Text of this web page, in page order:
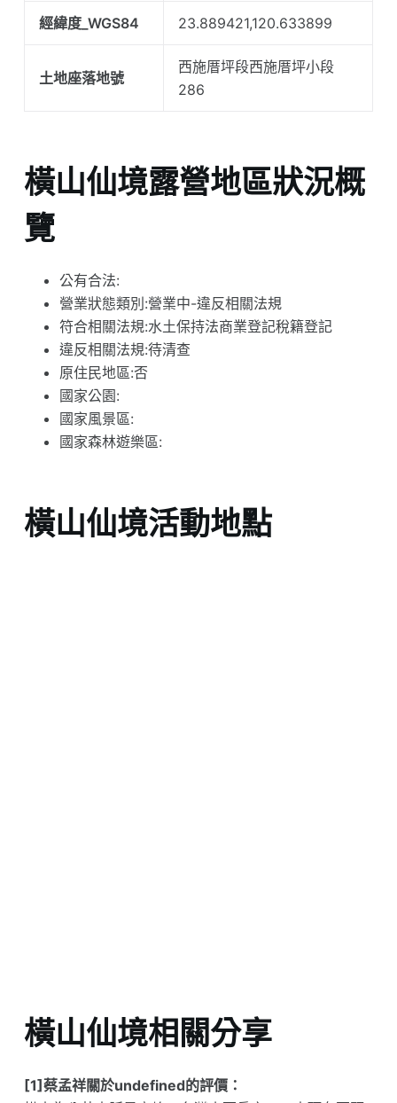
經緯度_WGS84 23.889421,120.633899
土地座落地號
西施厝坪段西施厝坪小段
286
橫山仙境露營地區狀況概
覽
公有合法:
營業狀態類別:營業中-違反相關法規
符合相關法規:水土保持法商業登記稅籍登記
違反相關法規:待清查
原住民地區:否
國家公園:
國家風景區:
國家森林遊樂區:
橫山仙境活動地點
橫山仙境相關分享
[1]蔡孟祥關於undefined的評價：